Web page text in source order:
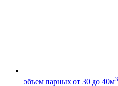
объем парных от 30 до 40м3